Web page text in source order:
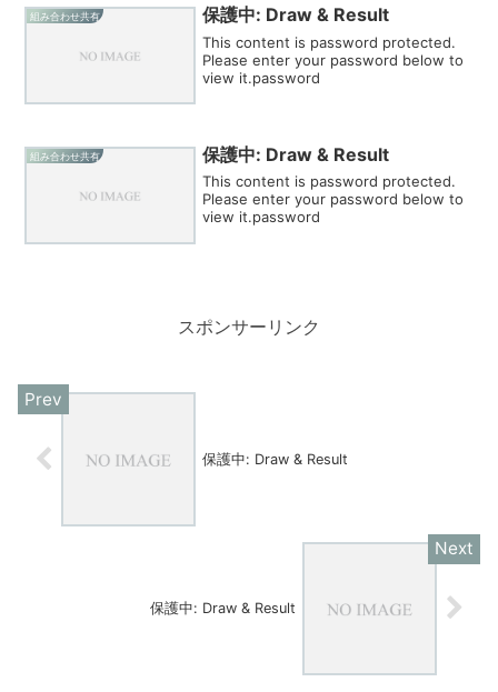
組み合わせ共有 保護中: Draw & Result
This content is password protected.
Please enter your password below to
view it.password
組み合わせ共有 保護中: Draw & Result
This content is password protected.
Please enter your password below to
view it.password
スポンサーリンク
保護中: Draw & Result
保護中: Draw & Result